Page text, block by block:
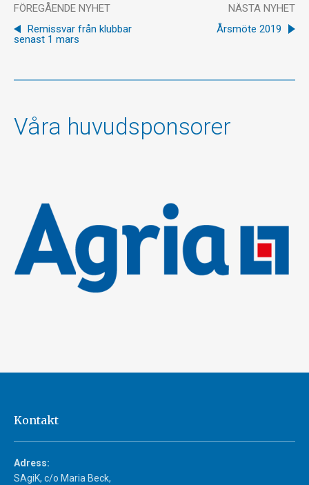
FÖREGÅENDE NYHET
Remissvar från klubbar
senast 1 mars
NÄSTA NYHET
Årsmöte 2019
Våra huvudsponsorer
Kontakt
Adress:
SAgiK, c/o Maria Beck,